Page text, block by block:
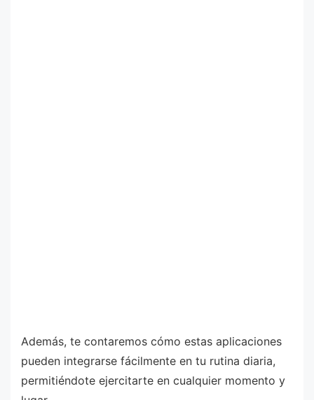
Además, te contaremos cómo estas aplicaciones
pueden integrarse fácilmente en tu rutina diaria,
permitiéndote ejercitarte en cualquier momento y